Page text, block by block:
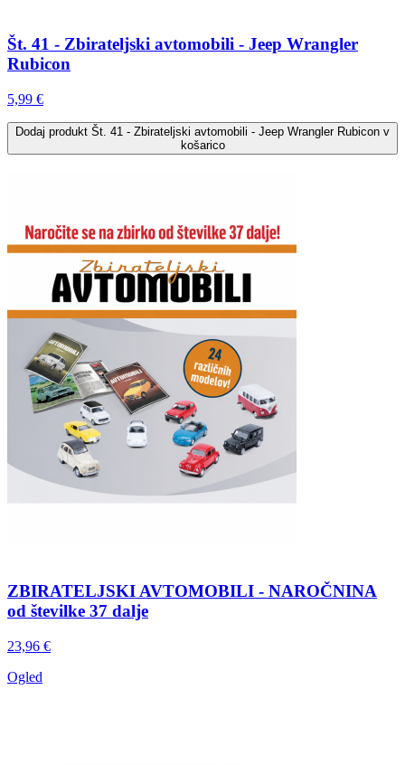
Št. 41 - Zbirateljski avtomobili - Jeep Wrangler
Rubicon
5,99 €
Dodaj produkt Št. 41 - Zbirateljski avtomobili - Jeep Wrangler Rubicon v
košarico
ZBIRATELJSKI AVTOMOBILI - NAROČNINA
od številke 37 dalje
23,96 €
Ogled